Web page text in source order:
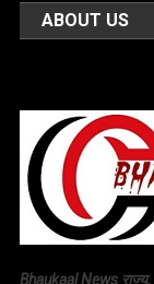
ABOUT US
Bhaukaal News